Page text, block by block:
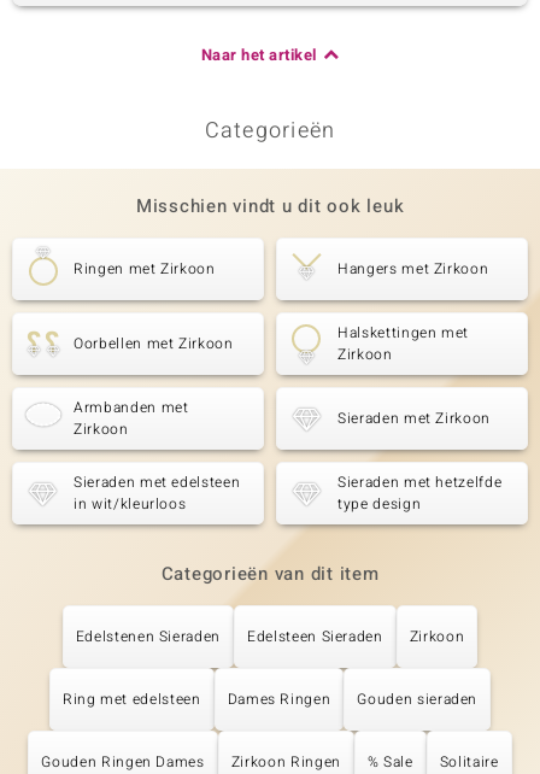
Naar het artikel
Categorieën
Misschien vindt u dit ook leuk
Ringen met Zirkoon Hangers met Zirkoon
Oorbellen met Zirkoon
Halskettingen met
Zirkoon
Armbanden met
Zirkoon
Sieraden met Zirkoon
Sieraden met edelsteen
in wit/kleurloos
Sieraden met hetzelfde
type design
Categorieën van dit item
Edelstenen Sieraden Edelsteen Sieraden Zirkoon
Ring met edelsteen Dames Ringen Gouden sieraden
Gouden Ringen Dames Zirkoon Ringen % Sale Solitaire